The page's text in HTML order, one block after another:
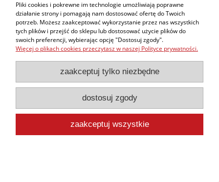
do koszyka
Cewnik FOLEY dwudrożny lateksowy CH20
2,27 zł
do koszyka
Pliki cookies i pokrewne im technologie umożliwiają poprawne
działanie strony i pomagają nam dostosować ofertę do Twoich
potrzeb. Możesz zaakceptować wykorzystanie przez nas wszystkich
tych plików i przejść do sklepu lub dostosować użycie plików do
swoich preferencji, wybierając opcję "Dostosuj zgody".
Więcej o plikach cookies przeczytasz w naszej Polityce prywatności.
zaakceptuj tylko niezbędne
dostosuj zgody
zaakceptuj wszystkie